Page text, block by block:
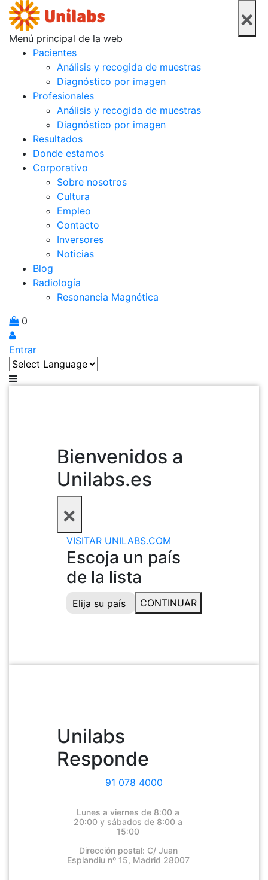
Menú principal de la web
Pacientes
Análisis y recogida de muestras
Diagnóstico por imagen
Profesionales
Análisis y recogida de muestras
Diagnóstico por imagen
Resultados
Donde estamos
Corporativo
Sobre nosotros
Cultura
Empleo
Contacto
Inversores
Noticias
Blog
Radiología
Resonancia Magnética
0
Entrar
Bienvenidos a
Unilabs.es
×
VISITAR UNILABS.COM
Escoja un país
de la lista
CONTINUAR
Unilabs
Responde
×
91 078 4000
Lunes a viernes de 8:00 a
20:00 y sábados de 8:00 a
15:00
Dirección postal: C/ Juan
Esplandiu nº 15, Madrid 28007